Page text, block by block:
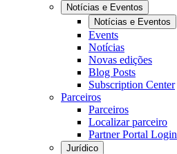
Notícias e Eventos
Notícias e Eventos
Events
Notícias
Novas edições
Blog Posts
Subscription Center
Parceiros
Parceiros
Localizar parceiro
Partner Portal Login
Jurídico